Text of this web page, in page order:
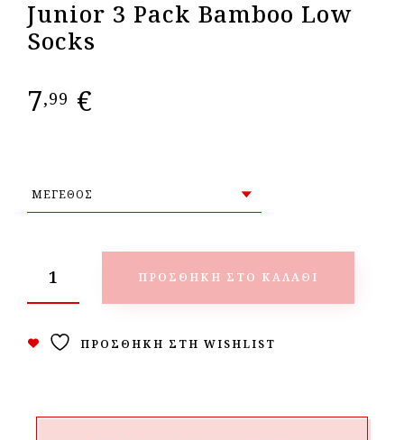
Junior 3 Pack Bamboo Low
Socks
7,99 €
ΠΡΟΣΘΉΚΗ ΣΤΟ ΚΑΛΆΘΙ
ΠΡΟΣΘΉΚΗ ΣΤΗ WISHLIST